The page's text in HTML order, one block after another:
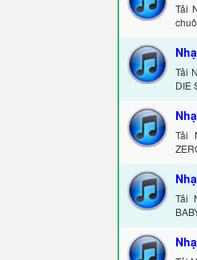
Tải
Tải
DIE
Tải
Tải